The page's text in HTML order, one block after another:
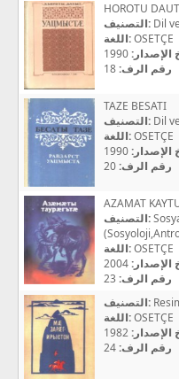
HOROTU DAUT
التصنيف: Dil
اللغة:OSETÇE
الإصدار:
رقم الرف:
TAZE BESATI
التصنيف: Dil
اللغة:OSETÇE
الإصدار:
رقم الرف:
AZAMAT
التصنيف:
اللغة:OSETÇE
الإصدار:
رقم الرف:
التصنيف:
اللغة:OSETÇE
الإصدار:
رقم الرف: